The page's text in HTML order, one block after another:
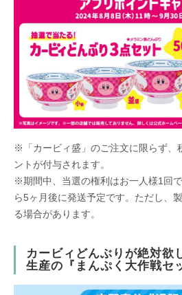
※「カービィ盛」のご注文に限らず、
ントが付与されます。
※期間中、当選の権利はお一人様1回
ら5ヶ月後に発送予定です。ただし、
る場合があります。
カービィどんぶりが絶対欲
生産の『まんぷく大作戦セ